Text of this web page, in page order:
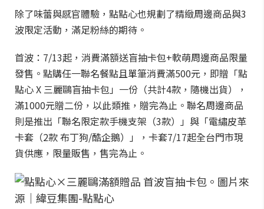
除了味蕾與感官體驗，點點心也規劃了精緻周邊商品與3
波限定活動，滿足粉絲的期待。
首波：7/13起，消費滿額送盲抽卡包+軟萌周邊商品限量
發售。點購任一聯名餐點且單筆消費滿500元，即贈「點
點心 X 三麗鷗盲抽卡包」一份（共計4款，隨機出貨），
滿1000元贈二份，以此類推，贈完為止。聯名周邊商品
則是推出「聯名限定款手機支架（3款）」與「電繡皮革
卡套（2款 布丁狗/酷企鵝）」，卡套7/17起全台門市現
貨供應，限量販售，售完為止。